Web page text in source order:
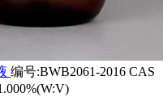
编号:BWB2061-2016 CAS